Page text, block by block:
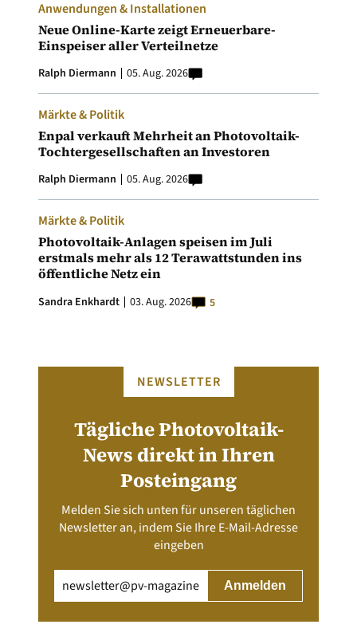
Anwendungen & Installationen
Neue Online-Karte zeigt Erneuerbare-
Einspeiser aller Verteilnetze
Ralph Diermann 05. Aug. 2026
Märkte & Politik
Enpal verkauft Mehrheit an Photovoltaik-
Tochtergesellschaften an Investoren
Ralph Diermann 05. Aug. 2026
Märkte & Politik
Photovoltaik-Anlagen speisen im Juli
erstmals mehr als 12 Terawattstunden ins
öffentliche Netz ein
Sandra Enkhardt 03. Aug. 2026 5
NEWSLETTER
Tägliche Photovoltaik-
News direkt in Ihren
Posteingang
Melden Sie sich unten für unseren täglichen
Newsletter an, indem Sie Ihre E-Mail-Adresse
eingeben
(erforderlich)